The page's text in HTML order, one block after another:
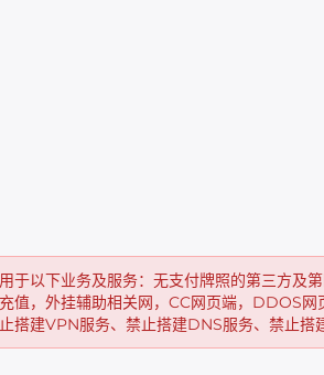
于以下业务及服务：无支付牌照的第三方及
值，外挂辅助相关网，CC网页端，DDOS
搭建VPN服务、禁止搭建DNS服务、禁止搭